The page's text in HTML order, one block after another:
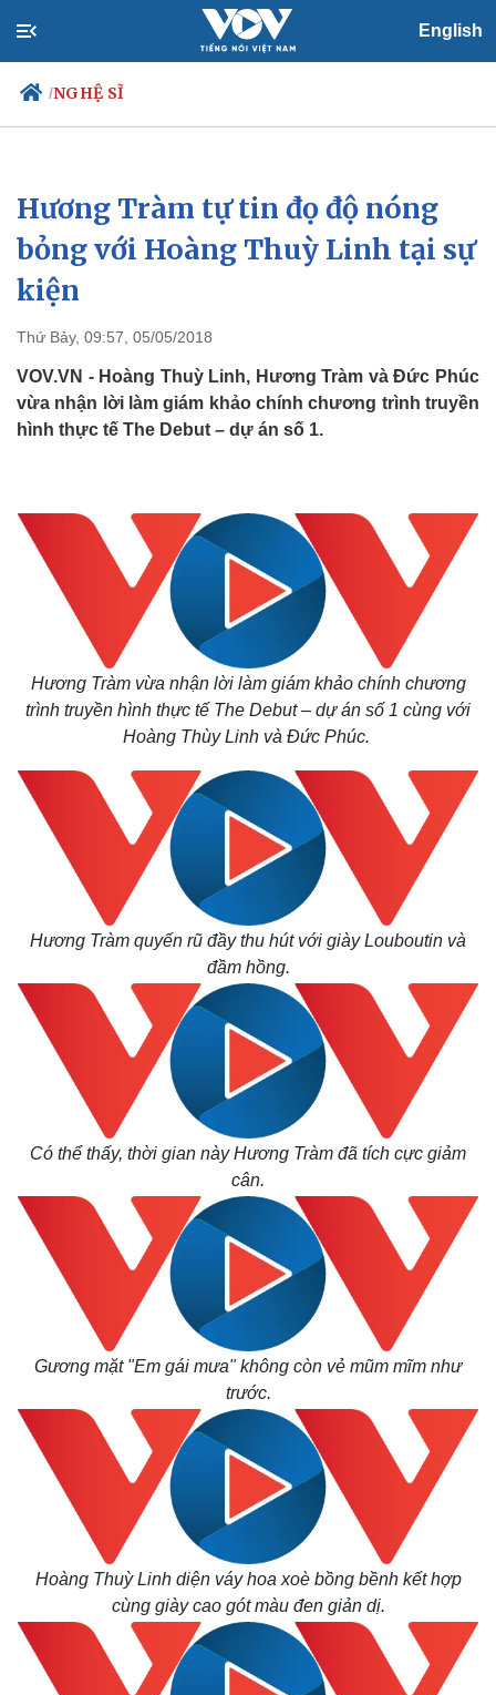
English
/NGHỆ SĨ
Chính trị
Đảng
Tổ chức nhân sự
Quốc hội
Nhận diện sự thật
Xã hội
Tin 24h
Dự báo thời tiết
Thế giới
Quan sát
Cuộc sống đó đây
Multimedia
Video
Ảnh
E-Magazine
Infographic
Hương Tràm tự tin đọ độ nóng
bỏng với Hoàng Thuỳ Linh tại sự
kiện
Thứ Bảy, 09:57, 05/05/2018
VOV.VN - Hoàng Thuỳ Linh, Hương Tràm và Đức Phúc
vừa nhận lời làm giám khảo chính chương trình truyền
hình thực tế The Debut – dự án số 1.
Hương Tràm vừa nhận lời làm giám khảo chính chương
trình truyền hình thực tế The Debut – dự án số 1 cùng với
Hoàng Thùy Linh và Đức Phúc.
Hương Tràm quyến rũ đầy thu hút với giày Louboutin và
đầm hồng.
Có thể thấy, thời gian này Hương Tràm đã tích cực giảm
cân.
Gương mặt "Em gái mưa" không còn vẻ mũm mĩm như
trước.
Hoàng Thuỳ Linh diện váy hoa xoè bồng bềnh kết hợp
cùng giày cao gót màu đen giản dị.